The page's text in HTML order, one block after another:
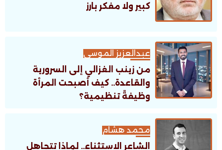
كبير ولا مفكر بارز
عبدالعزيز الموسى
من زينب الغزالي إلى السرورية
والقاعدة.. كيف أصبحت المرأة
وظيفةً تنظيمية؟
محمد هشام
الشاعر الاستثناء.. لماذا تتجاهل